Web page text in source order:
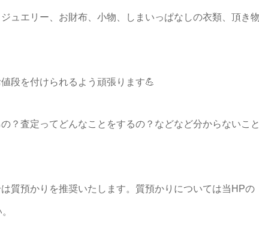
ュエリー、お財布、小物、しまいっぱなしの衣類、頂き
段を付けられるよう頑張ります💪
？査定ってどんなことをするの？などなど分からないこ
質預かりを推奨いたします。質預かりについては当HPの